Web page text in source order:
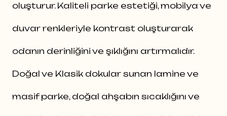
oluşturur. Kaliteli parke estetiği, mobilya ve
duvar renkleriyle kontrast oluşturarak
odanın derinliğini ve şıklığını artırmalıdır.
Doğal ve Klasik dokular sunan lamine ve
masif parke, doğal ahşabın sıcaklığını ve